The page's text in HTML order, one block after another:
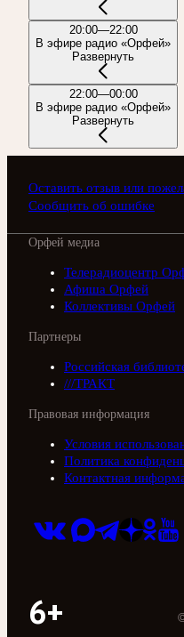
20:00—22:00
В эфире радио «Орфей»
Развернуть
22:00—00:00
В эфире радио «Орфей»
Развернуть
Оставить отзыв или
Сообщить об ошибке
Орфей медиа
Телерадиоцентр
Афиша Орфей
Коллективы Орфей
Партнеры
Российская
///ТРАКТ
Правовая информация
Условия
Политика
Контактная
6+